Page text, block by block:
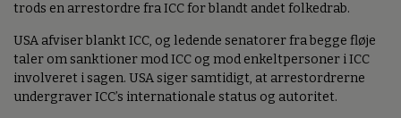
trods en arrestordre fra ICC for blandt andet folkedrab.
USA afviser blankt ICC, og ledende senatorer fra begge fløje
taler om sanktioner mod ICC og mod enkeltpersoner i ICC
involveret i sagen. USA siger samtidigt, at arrestordrerne
undergraver ICC’s internationale status og autoritet.